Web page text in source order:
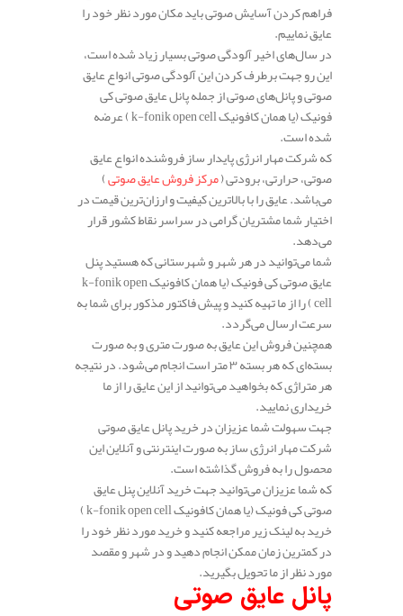
فراهم کردن آسایش صوتی باید مکان مورد نظر خود را
عایق نماییم.
در سال‌های اخیر آلودگی صوتی بسیار زیاد شده است،
این رو جهت برطرف کردن این آلودگی صوتی انواع عایق
صوتی و پانل‌های صوتی از جمله پانل عایق صوتی کی
فونیک (یا همان کافونیک k-fonik open cell ) عرضه
شده است.
که شرکت مهار انرژی پایدار ساز فروشنده انواع عایق
صوتی، حرارتی، برودتی (مرکز فروش عایق صوتی)
می‌باشد. عایق را با بالاترین کیفیت و ارزان‌ترین قیمت در
اختیار شما مشتریان گرامی در سراسر نقاط کشور قرار
می‌دهد.
شما می‌توانید در هر شهر و شهرستانی که هستید پنل
عایق صوتی کی فونیک (یا همان کافونیک k-fonik open
cell ) را از ما تهیه کنید و پیش فاکتور مذکور برای شما به
سرعت ارسال می‌گردد.
همچنین فروش این عایق به صورت متری و به صورت
بسته‌ای که هر بسته ۳ متر است انجام می‌شود. در نتیجه
هر متراژی که بخواهید می‌توانید از این عایق را از ما
خریداری نمایید.
جهت سهولت شما عزیزان در خرید پانل عایق صوتی
شرکت مهار انرژی ساز به صورت اینترنتی و آنلاین این
محصول را به فروش گذاشته است.
که شما عزیزان می‌توانید جهت خرید آنلاین پنل عایق
صوتی کی فونیک (یا همان کافونیک k-fonik open cell )
خرید به لینک زیر مراجعه کنید و خرید مورد نظر خود را
در کمترین زمان ممکن انجام دهید و در شهر و مقصد
مورد نظر از ما تحویل بگیرید.
پانل عایق صوتی